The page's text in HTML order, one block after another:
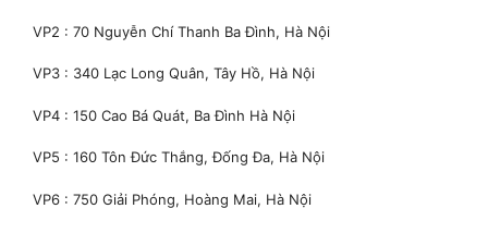
VP2 : 70 Nguyễn Chí Thanh Ba Đình, Hà Nội
VP3 : 340 Lạc Long Quân, Tây Hồ, Hà Nội
VP4 : 150 Cao Bá Quát, Ba Đình Hà Nội
VP5 : 160 Tôn Đức Thắng, Đống Đa, Hà Nội
VP6 : 750 Giải Phóng, Hoàng Mai, Hà Nội